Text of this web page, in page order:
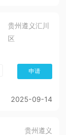
贵州遵义汇川
区
申请
2025-09-14
贵州遵义